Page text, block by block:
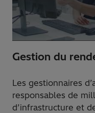
Gestion du
Les gestionnaires
responsables de
d’infrastructure et